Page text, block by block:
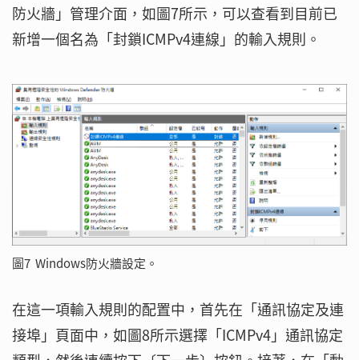
防火牆」管理介面，如圖7所示，可以查看到目前已
新增一個名為「封鎖ICMPv4連線」的輸入規則。
圖7 Windows防火牆設定。
在這一項輸入規則的配置中，首先在「通訊協定及連
接埠」頁面中，如圖8所示選擇「ICMPv4」通訊協定